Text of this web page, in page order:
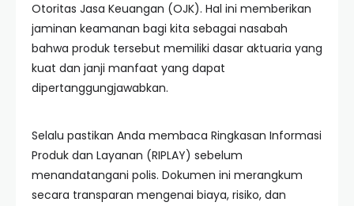
Otoritas Jasa Keuangan (OJK). Hal ini memberikan
jaminan keamanan bagi kita sebagai nasabah
bahwa produk tersebut memiliki dasar aktuaria yang
kuat dan janji manfaat yang dapat
dipertanggungjawabkan.
Selalu pastikan Anda membaca Ringkasan Informasi
Produk dan Layanan (RIPLAY) sebelum
menandatangani polis. Dokumen ini merangkum
secara transparan mengenai biaya, risiko, dan